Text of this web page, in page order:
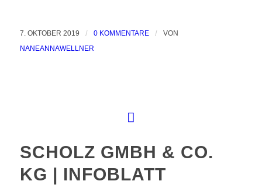
7. OKTOBER 2019 / 0 KOMMENTARE /
VON
NANEANNAWELLNER
SCHOLZ GMBH & CO.
KG | INFOBLATT